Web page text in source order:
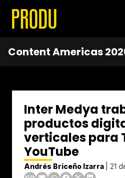
Content Americas
Inter Medya
productos
verticales para
YouTube
Andrés Briceño Izarra 21